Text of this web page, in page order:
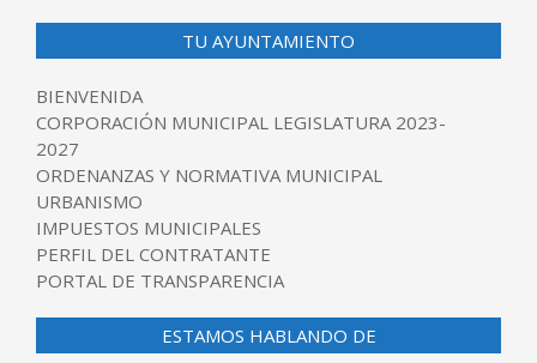
TU AYUNTAMIENTO
BIENVENIDA
CORPORACIÓN MUNICIPAL LEGISLATURA 2023-
2027
ORDENANZAS Y NORMATIVA MUNICIPAL
URBANISMO
IMPUESTOS MUNICIPALES
PERFIL DEL CONTRATANTE
PORTAL DE TRANSPARENCIA
ESTAMOS HABLANDO DE